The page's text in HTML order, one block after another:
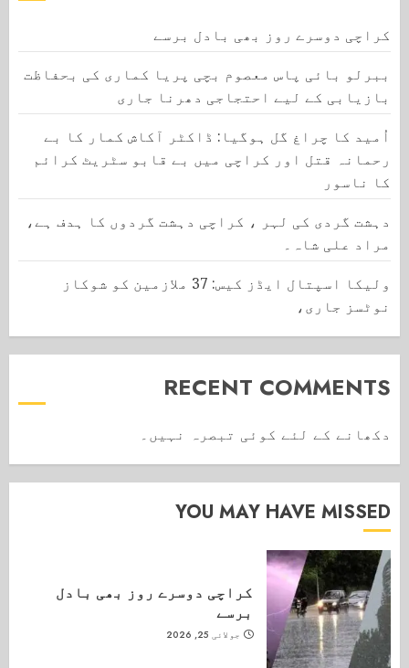
کراچی دوسرے روز بھی بادل برسے
ببرلو بائی پاس معصوم بچی پریا کماری کی بحفاظت
بازیابی کے لیے احتجاجی دھرنا جاری
اُمید کا چراغ گل ہوگیا: ڈاکٹر آکاش کمار کا بے
رحمانہ قتل اور کراچی میں بے قابو سٹریٹ کرائم
کا ناسور
دہشت گردی کی لہر ، کراچی دہشت گردوں کا ہدف ہے،
مراد علی شاہ۔
ولیکا اسپتال ایڈز کیس: 37 ملازمین کو شوکاز
نوٹسز جاری،
RECENT COMMENTS
دکھانے کے لئے کوئی تبصرہ نہیں۔
YOU MAY HAVE MISSED
کراچی دوسرے روز بھی بادل
برسے
جولائی 25, 2026